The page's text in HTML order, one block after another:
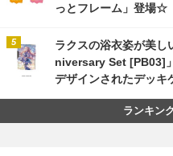
っとフレーム」登場☆
ラクスの浴衣姿が美し
niversary Set [PB03]
デザインされたデッキ
ランキン